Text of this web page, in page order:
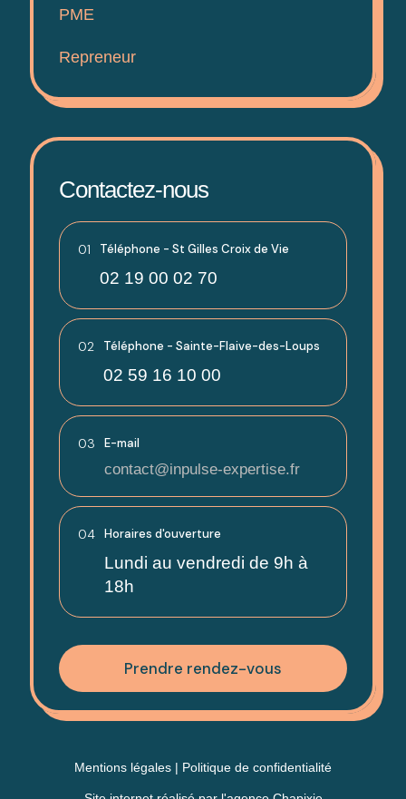
PME
Repreneur
Contactez-nous
01 Téléphone - St Gilles Croix de Vie
02 19 00 02 70
02 Téléphone - Sainte-Flaive-des-Loups
02 59 16 10 00
03 E-mail
contact@inpulse-expertise.fr
04 Horaires d'ouverture
Lundi au vendredi de 9h à
18h
Prendre rendez-vous
Mentions légales | Politique de confidentialité